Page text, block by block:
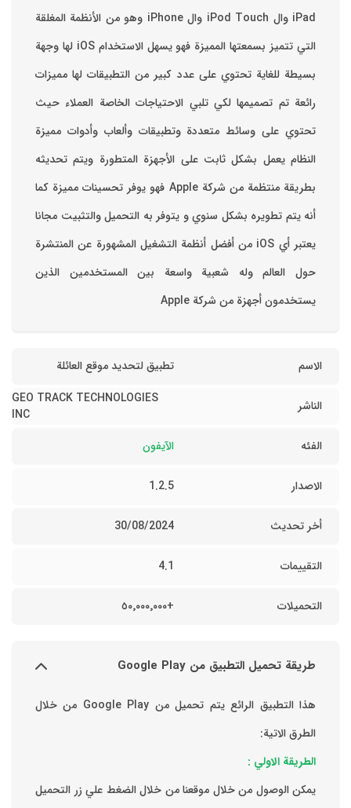
iPad وال iPod Touch وال iPhone وهو من الأنظمة المغلقة
التي تتميز بسمعتها المميزة فهو يسهل الاستخدام ‏iOS لها وجهة
بسيطة للغاية تحتوي على عدد كبير من التطبيقات لها مميزات
رائعة تم تصميمها لكي تلبي الاحتياجات الخاصة العملاء حيث
تحتوي على وسائط متعددة وتطبيقات وألعاب وأدوات مميزة
‏النظام يعمل بشكل ثابت على الأجهزة المتطورة ويتم تحديثه
بطريقة منتظمة من شركة Apple فهو يوفر تحسينات مميزة كما
أنه يتم تطويره بشكل سنوي و يتوفر به التحميل والتثبيت مجانا
‏يعتبر أي iOS من أفضل أنظمة التشغيل المشهورة عن المنتشرة
حول العالم وله شعبية واسعة بين المستخدمين الذين
يستخدمون أجهزة من شركة Apple
الاسم تطبيق لتحديد موقع العائلة
الناشر
GEO TRACK TECHNOLOGIES
INC
الفئه
الآيفون
الاصدار 1.2.5
أخر تحديث 30/08/2024
التقييمات 4.1
التحميلات +٥٠٬٠٠٠٬٠٠٠
طريقة تحميل التطبيق من Google Play
هذا التطبيق الرائع يتم تحميل من Google Play من خلال
الطرق الاتية:
الطريقة الاولي :
يمكن الوصول من خلال موقعنا من خلال الضغط علي زر التحميل